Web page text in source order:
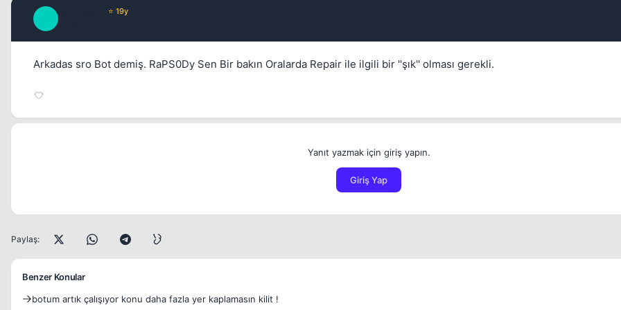
⭐ 19y
Arkadas sro Bot demiş. RaPS0Dy Sen Bir bakın Oralarda Repair ile ilgili bir ''şık'' olması gerekli.
Yanıt yazmak için giriş yapın.
Giriş Yap
Paylaş:
Benzer Konular
botum artık çalışıyor konu daha fazla yer kaplamasın kilit !